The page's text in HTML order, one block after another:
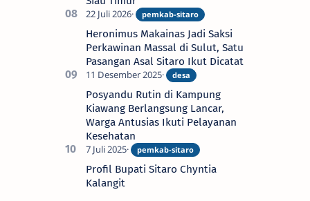
Heronimus Makainas Jadi Saksi
Perkawinan Massal di Sulut, Satu
Pasangan Asal Sitaro Ikut Dicatat
Posyandu Rutin di Kampung
Kiawang Berlangsung Lancar,
Warga Antusias Ikuti Pelayanan
Kesehatan
Profil Bupati Sitaro Chyntia
Kalangit